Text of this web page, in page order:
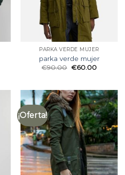
PARKA VERDE MUJER
parka verde mujer
€90.00 €60.00
¡Oferta!